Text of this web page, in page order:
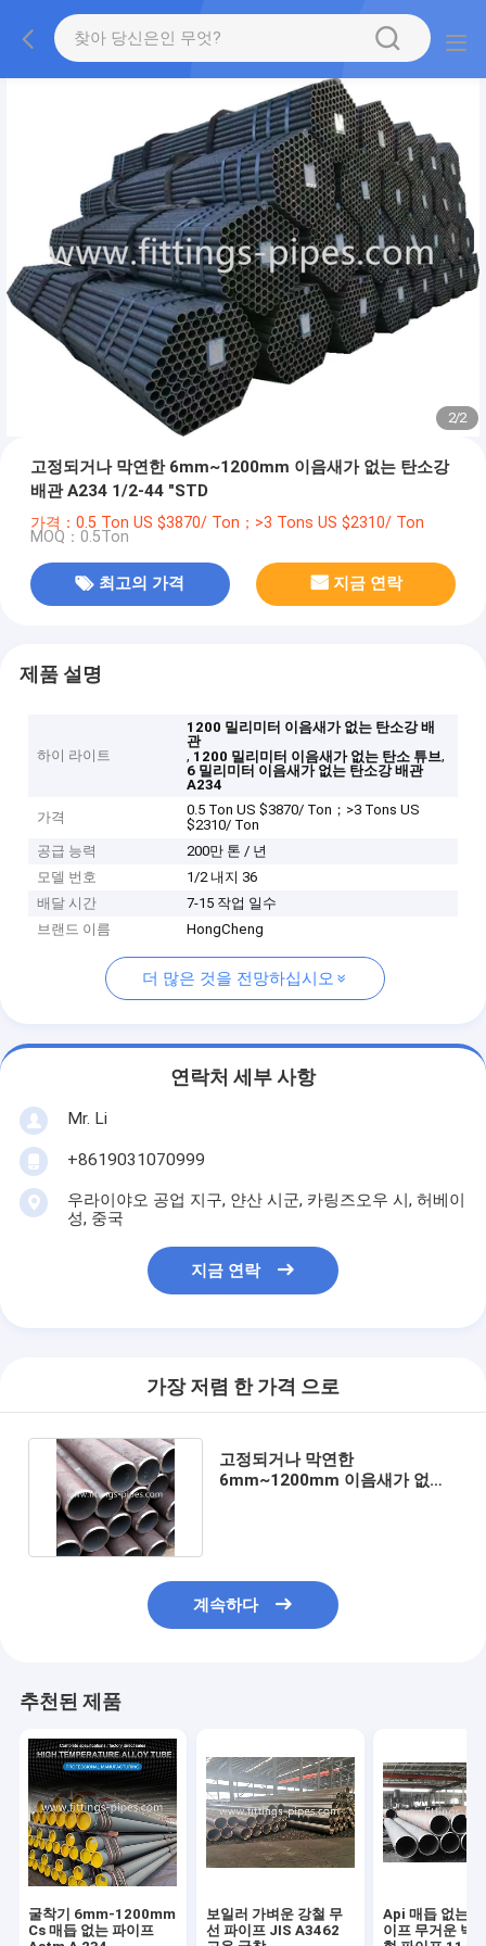
2/2
고정되거나 막연한 6mm~1200mm 이음새가 없는 탄소강
배관 A234 1/2-44 "STD
가격：0.5 Ton US $3870/ Ton；>3 Tons US $2310/ Ton
MOQ：0.5Ton
최고의 가격 지금 연락
제품 설명
하이 라이트
1200 밀리미터 이음새가 없는 탄소강 배
관
, 1200 밀리미터 이음새가 없는 탄소 튜브,
6 밀리미터 이음새가 없는 탄소강 배관
A234
가격
0.5 Ton US $3870/ Ton；>3 Tons US
$2310/ Ton
공급 능력
200만 톤 / 년
모델 번호
1/2 내지 36
배달 시간
7-15 작업 일수
브랜드 이름
HongCheng
더 많은 것을 전망하십시오
연락처 세부 사항
Mr. Li
+8619031070999
우라이야오 공업 지구, 얀산 시군, 카링즈오우 시, 허베이
성, 중국
지금 연락
가장 저렴 한 가격 으로
고정되거나 막연한
6mm~1200mm 이음새가 없는
계속하다
추천된 제품
굴착기 6mm-1200mm
Cs 매듭 없는 파이프
보일러 가벼운 강철 무
선 파이프 JIS A3462
Api 매듭 없는
이프 무거운 벽